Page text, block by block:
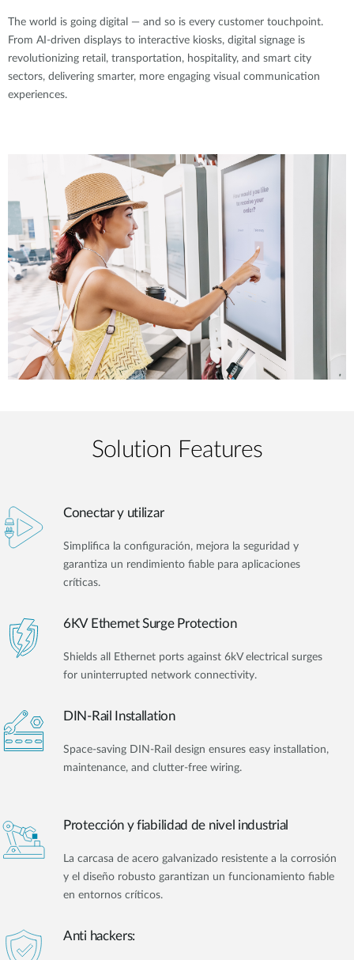
The world is going digital — and so is every customer touchpoint.
From AI-driven displays to interactive kiosks, digital signage is
revolutionizing retail, transportation, hospitality, and smart city
sectors, delivering smarter, more engaging visual communication
experiences.
Solution Features
Conectar y utilizar
Simplifica la configuración, mejora la seguridad y
garantiza un rendimiento fiable para aplicaciones
críticas.
6KV Ethernet Surge Protection
Shields all Ethernet ports against 6kV electrical surges
for uninterrupted network connectivity.
DIN-Rail Installation
Space-saving DIN-Rail design ensures easy installation,
maintenance, and clutter-free wiring.
Protección y fiabilidad de nivel industrial
La carcasa de acero galvanizado resistente a la corrosión
y el diseño robusto garantizan un funcionamiento fiable
en entornos críticos.
Anti hackers: